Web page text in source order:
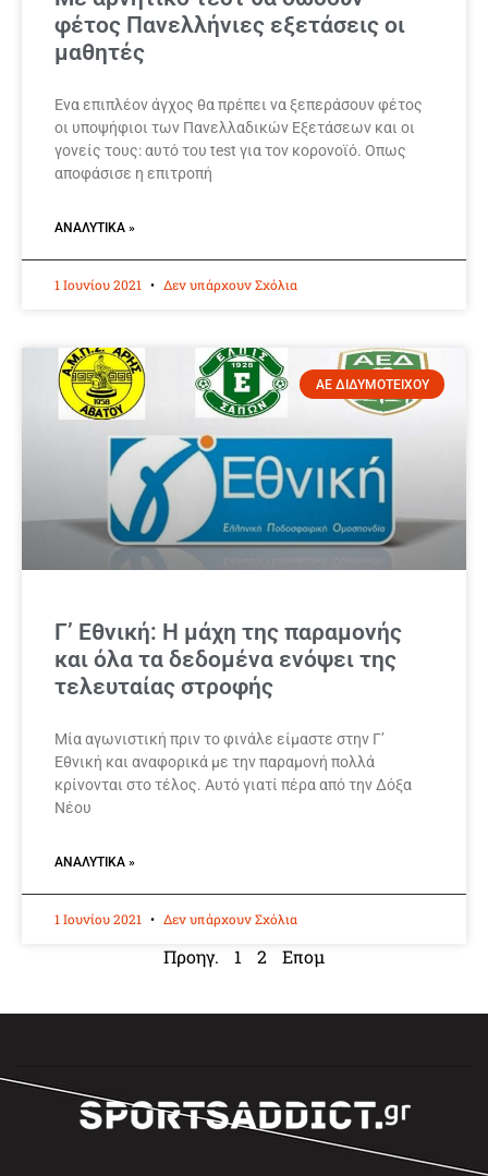
φέτος Πανελλήνιες εξετάσεις οι
μαθητές
Ενα επιπλέον άγχος θα πρέπει να ξεπεράσουν φέτος
οι υποψήφιοι των Πανελλαδικών Εξετάσεων και οι
γονείς τους: αυτό του test για τον κορονοϊό. Οπως
αποφάσισε η επιτροπή
ΑΝΑΛΥΤΙΚΆ »
1 Ιουνίου 2021 Δεν υπάρχουν Σχόλια
ΑΕ ΔΙΔΥΜΟΤΕΙΧΟΥ
Γ’ Εθνική: Η μάχη της παραμονής
και όλα τα δεδομένα ενόψει της
τελευταίας στροφής
Μία αγωνιστική πριν το φινάλε είμαστε στην Γ’
Εθνική και αναφορικά με την παραμονή πολλά
κρίνονται στο τέλος. Αυτό γιατί πέρα από την Δόξα
Νέου
ΑΝΑΛΥΤΙΚΆ »
1 Ιουνίου 2021 Δεν υπάρχουν Σχόλια
Προηγ. 1 2 Επομ